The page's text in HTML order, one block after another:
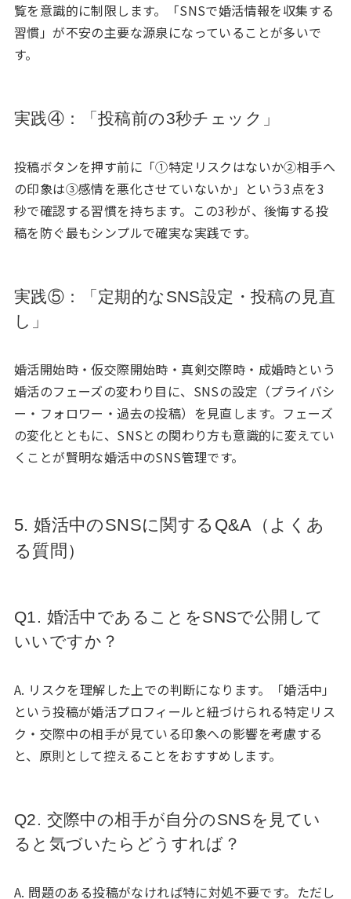
覧を意識的に制限します。「SNSで婚活情報を収集する
習慣」が不安の主要な源泉になっていることが多いで
す。
実践④：「投稿前の3秒チェック」
投稿ボタンを押す前に「①特定リスクはないか②相手へ
の印象は③感情を悪化させていないか」という3点を3
秒で確認する習慣を持ちます。この3秒が、後悔する投
稿を防ぐ最もシンプルで確実な実践です。
実践⑤：「定期的なSNS設定・投稿の見直
し」
婚活開始時・仮交際開始時・真剣交際時・成婚時という
婚活のフェーズの変わり目に、SNSの設定（プライバシ
ー・フォロワー・過去の投稿）を見直します。フェーズ
の変化とともに、SNSとの関わり方も意識的に変えてい
くことが賢明な婚活中のSNS管理です。
5. 婚活中のSNSに関するQ&A（よくあ
る質問）
Q1. 婚活中であることをSNSで公開して
いいですか？
A. リスクを理解した上での判断になります。「婚活中」
という投稿が婚活プロフィールと紐づけられる特定リス
ク・交際中の相手が見ている印象への影響を考慮する
と、原則として控えることをおすすめします。
Q2. 交際中の相手が自分のSNSを見てい
ると気づいたらどうすれば？
A. 問題のある投稿がなければ特に対処不要です。ただし